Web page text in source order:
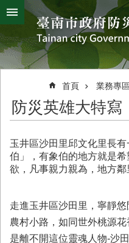
跳到主要內容區塊
搜
尋
進
階
搜
熱
字
颱
風
災
害
救
辦
公
介
災
防
首頁 業務專
防災英雄大特寫
玉井區沙田里邱文化里長
伯」，有象伯的地方就是
欲，凡事親力親為，地方
走進玉井區沙田里，寧靜
農村小路，如同世外桃源
是離不開這位靈魂人物-沙